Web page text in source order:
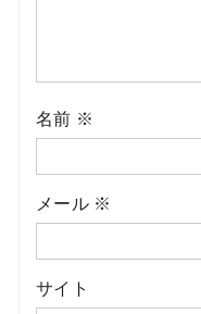
名前 ※
メール ※
サイト